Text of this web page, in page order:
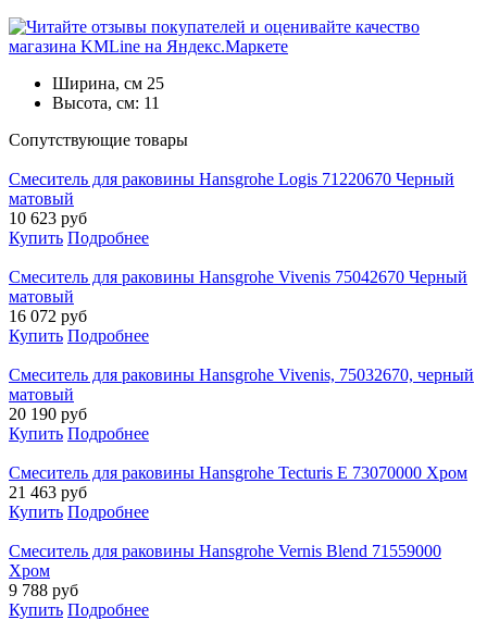
Ширина, см 25
Высота, см: 11
Cопутствующие товары
Смеситель для раковины Hansgrohe Logis 71220670 Черный
матовый
10 623 руб
Купить Подробнее
Смеситель для раковины Hansgrohe Vivenis 75042670 Черный
матовый
16 072 руб
Купить Подробнее
Смеситель для раковины Hansgrohe Vivenis, 75032670, черный
матовый
20 190 руб
Купить Подробнее
Смеситель для раковины Hansgrohe Tecturis E 73070000 Хром
21 463 руб
Купить Подробнее
Смеситель для раковины Hansgrohe Vernis Blend 71559000
Хром
9 788 руб
Купить Подробнее